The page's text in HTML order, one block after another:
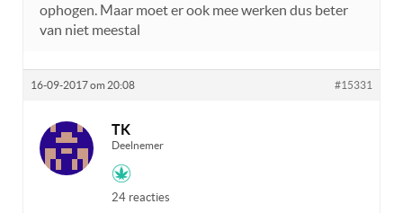
ophogen. Maar moet er ook mee werken dus beter
van niet meestal
16-09-2017 om 20:08 #15331
TK
Deelnemer
24 reacties